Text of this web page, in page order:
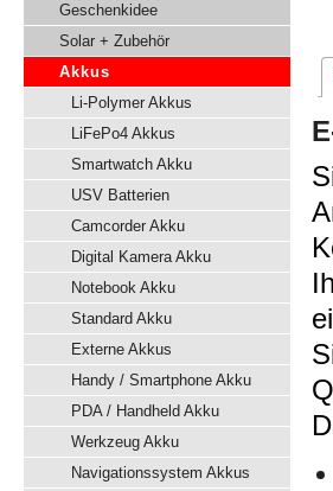
Geschenkidee
Solar + Zubehör
Akkus
Li-Polymer Akkus
LiFePo4 Akkus
Smartwatch Akku
USV Batterien
Camcorder Akku
Digital Kamera Akku
Notebook Akku
Standard Akku
Externe Akkus
Handy / Smartphone Akku
PDA / Handheld Akku
Werkzeug Akku
Navigationssystem Akkus